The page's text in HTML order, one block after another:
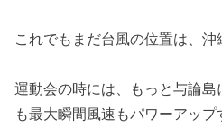
これでもまだ台風の位置は、沖
運動会の時には、もっと与論島
も最大瞬間風速もパワーアッ